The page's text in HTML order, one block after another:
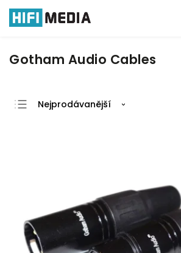
Gotham Audio Cables
Nejprodávanější